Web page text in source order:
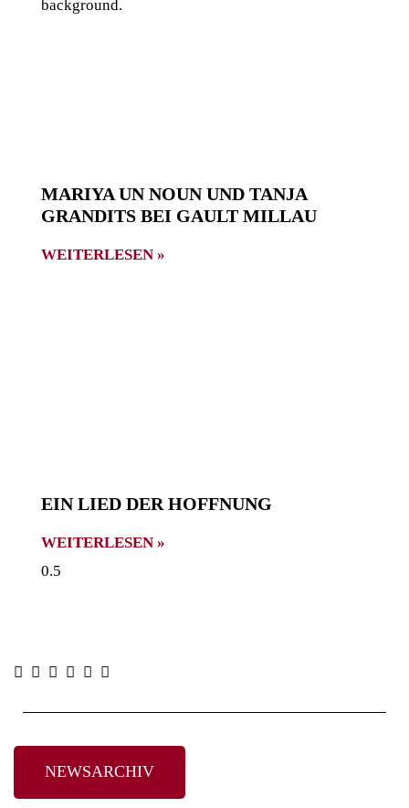
MARIYA UN NOUN UND TANJA
GRANDITS BEI GAULT MILLAU
WEITERLESEN »
EIN LIED DER HOFFNUNG
WEITERLESEN »
NEWSARCHIV